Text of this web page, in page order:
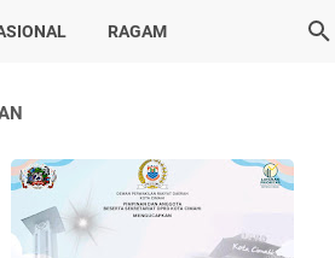
RAGAM